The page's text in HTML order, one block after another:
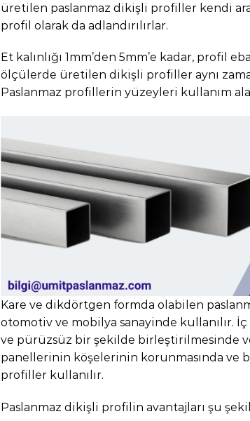
üretilen paslanmaz dikişli profiller kendi
profil olarak da adlandırılırlar.
Et kalınlığı 1mm’den 5mm’e kadar, profil
ölçülerde üretilen dikişli profiller aynı
Paslanmaz profillerin yüzeyleri kullanım
Kare ve dikdörtgen formda olabilen
otomotiv ve mobilya sanayinde kullanılır.
ve pürüzsüz bir şekilde birleştirilmesinde
panellerinin köşelerinin korunmasında ve
profiller kullanılır.
Paslanmaz dikişli profilin avantajları şu